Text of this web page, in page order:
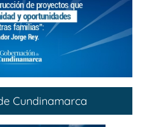
Cundinamarca